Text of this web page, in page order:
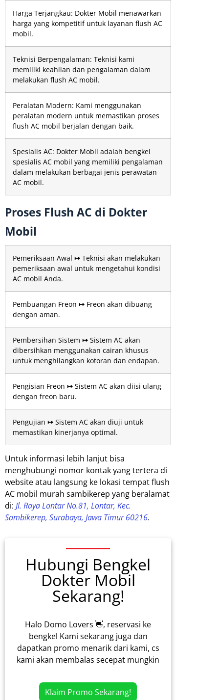
Harga Terjangkau: Dokter Mobil menawarkan
harga yang kompetitif untuk layanan flush AC
mobil.
Teknisi Berpengalaman: Teknisi kami
memiliki keahlian dan pengalaman dalam
melakukan flush AC mobil.
Peralatan Modern: Kami menggunakan
peralatan modern untuk memastikan proses
flush AC mobil berjalan dengan baik.
Spesialis AC: Dokter Mobil adalah bengkel
spesialis AC mobil yang memiliki pengalaman
dalam melakukan berbagai jenis perawatan
AC mobil.
Proses Flush AC di Dokter
Mobil
Pemeriksaan Awal ↦ Teknisi akan melakukan
pemeriksaan awal untuk mengetahui kondisi
AC mobil Anda.
Pembuangan Freon ↦ Freon akan dibuang
dengan aman.
Pembersihan Sistem ↦ Sistem AC akan
dibersihkan menggunakan cairan khusus
untuk menghilangkan kotoran dan endapan.
Pengisian Freon ↦ Sistem AC akan diisi ulang
dengan freon baru.
Pengujian ↦ Sistem AC akan diuji untuk
memastikan kinerjanya optimal.
Untuk informasi lebih lanjut bisa
menghubungi nomor kontak yang tertera di
website atau langsung ke lokasi tempat flush
AC mobil murah sambikerep yang beralamat
di: Jl. Raya Lontar No.81, Lontar, Kec.
Sambikerep, Surabaya, Jawa Timur 60216.
Hubungi Bengkel
Dokter Mobil
Sekarang!
Halo Domo Lovers 👋, reservasi ke
bengkel Kami sekarang juga dan
dapatkan promo menarik dari kami, cs
kami akan membalas secepat mungkin
Klaim Promo Sekarang!